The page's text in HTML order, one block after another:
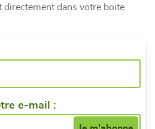
dans votre boite
e-mail :